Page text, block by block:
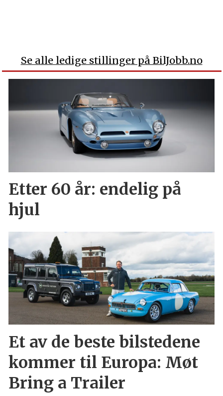
Se alle ledige stillinger på BilJobb.no
Etter 60 år: endelig på
hjul
Et av de beste bilstedene
kommer til Europa: Møt
Bring a Trailer